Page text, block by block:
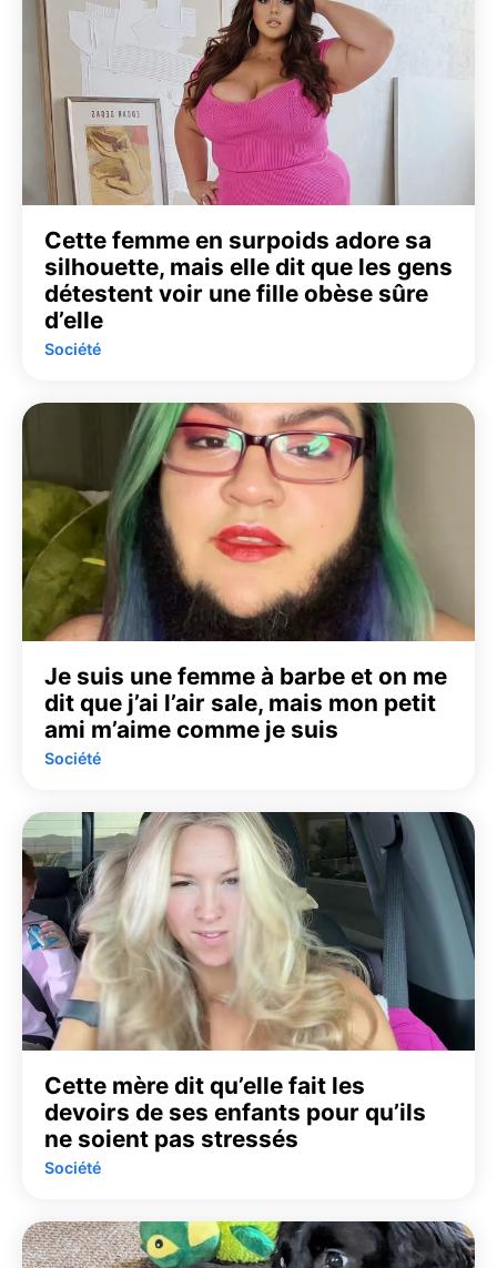
Cette femme en surpoids adore sa
silhouette, mais elle dit que les gens
détestent voir une fille obèse sûre
d’elle
Société
Je suis une femme à barbe et on me
dit que j’ai l’air sale, mais mon petit
ami m’aime comme je suis
Société
Cette mère dit qu’elle fait les
devoirs de ses enfants pour qu’ils
ne soient pas stressés
Société